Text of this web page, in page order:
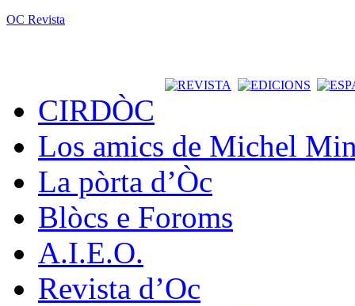
OC Revista
CIRDÒC
Los amics de Michel
La pòrta d’Òc
Blòcs e Foroms
A.I.E.O.
Revista d’Oc